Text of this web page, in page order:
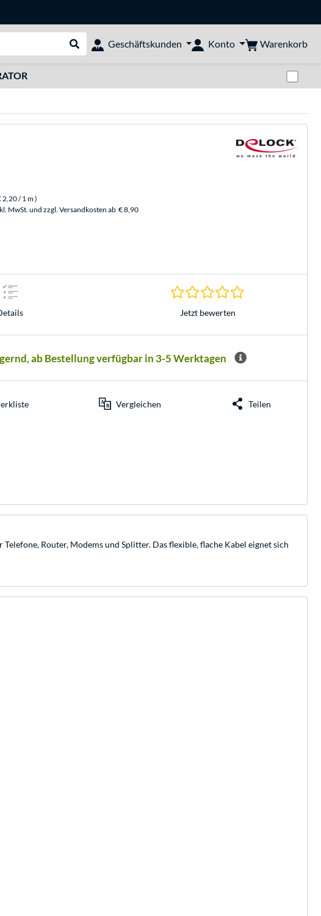
Suche durchführen
Geschäftskunden Konto Warenkorb
2,20/ 1 m)
MwSt. und zzgl. Versandkosten ab € 8,90
0.0 Sterne bei 0
Jetzt bewerten
ab Bestellung verfügbar in 3-5 Werktagen
Vergleichen Teilen
Router, Modems und Splitter. Das flexible, flache Kabel eignet sich